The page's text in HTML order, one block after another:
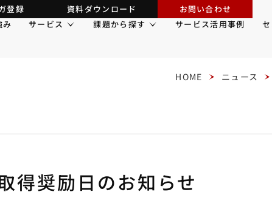
登録 資料ダウンロード
お問い合わせ
み
サービス 課題から探す サービス活用事例
HOME ニュース
得奨励日のお知らせ